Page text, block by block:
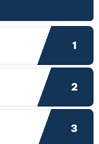
1
2
3